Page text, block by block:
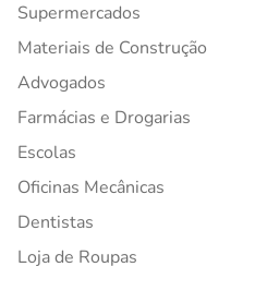
Supermercados
Materiais de Construção
Advogados
Farmácias e Drogarias
Escolas
Oficinas Mecânicas
Dentistas
Loja de Roupas